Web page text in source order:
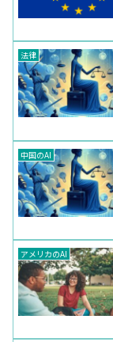
法律
中国のAI
アメリカのAI